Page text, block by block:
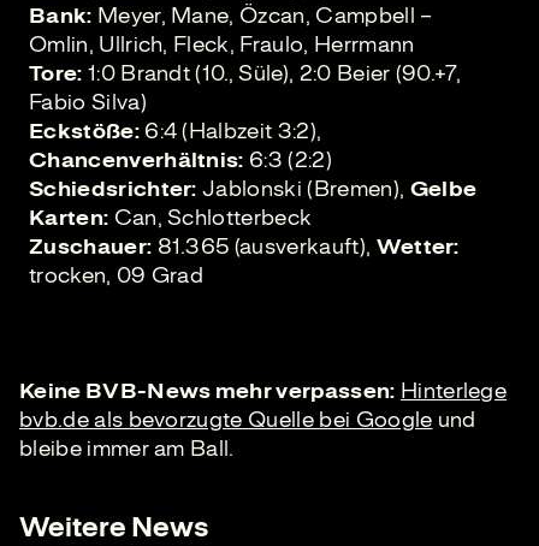
Bank: Meyer, Mane, Özcan, Campbell –
Omlin, Ullrich, Fleck, Fraulo, Herrmann
Tore: 1:0 Brandt (10., Süle), 2:0 Beier (90.+7,
Fabio Silva)
Eckstöße:6:4 (Halbzeit 3:2),
Chancenverhältnis: 6:3 (2:2)
Schiedsrichter: Jablonski (Bremen), Gelbe
Karten: Can, Schlotterbeck
Zuschauer: 81.365 (ausverkauft), Wetter:
trocken, 09 Grad
Keine BVB-News mehr verpassen: Hinterlege
bvb.de als bevorzugte Quelle bei Google und
bleibe immer am Ball.
Weitere News